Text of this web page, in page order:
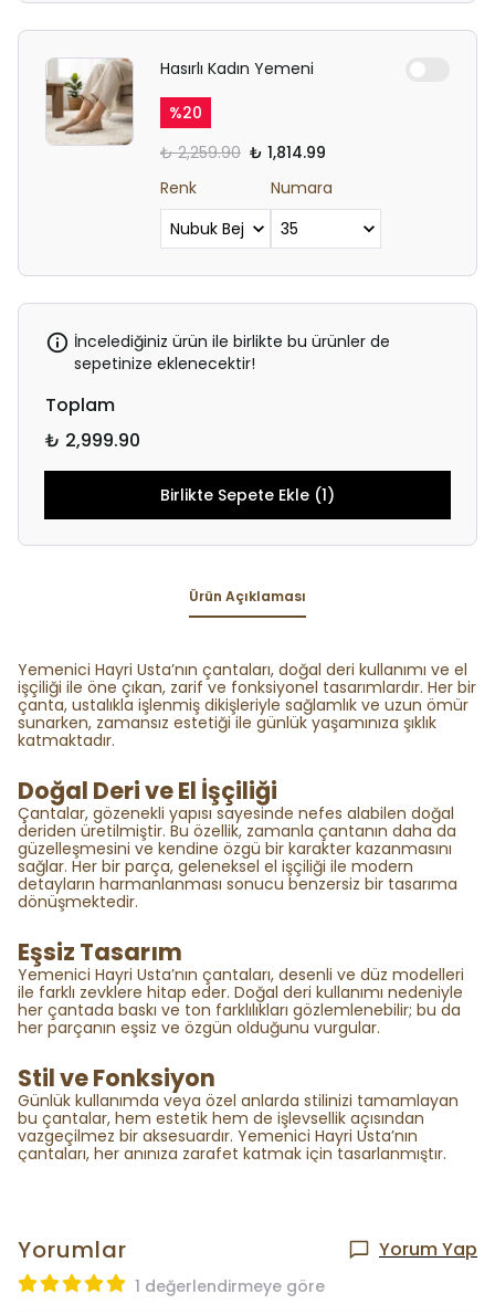
Hasırlı Kadın Yemeni
%20
₺ 2,259.90 ₺ 1,814.99
Renk
Numara
İncelediğiniz ürün ile birlikte bu ürünler de
sepetinize eklenecektir!
Toplam
₺ 2,999.90
Birlikte Sepete Ekle (1)
Ürün Açıklaması
Yemenici Hayri Usta’nın çantaları, doğal deri kullanımı ve el
işçiliği ile öne çıkan, zarif ve fonksiyonel tasarımlardır. Her bir
çanta, ustalıkla işlenmiş dikişleriyle sağlamlık ve uzun ömür
sunarken, zamansız estetiği ile günlük yaşamınıza şıklık
katmaktadır.
Doğal Deri ve El İşçiliği
Çantalar, gözenekli yapısı sayesinde nefes alabilen doğal
deriden üretilmiştir. Bu özellik, zamanla çantanın daha da
güzelleşmesini ve kendine özgü bir karakter kazanmasını
sağlar. Her bir parça, geleneksel el işçiliği ile modern
detayların harmanlanması sonucu benzersiz bir tasarıma
dönüşmektedir.
Eşsiz Tasarım
Yemenici Hayri Usta’nın çantaları, desenli ve düz modelleri
ile farklı zevklere hitap eder. Doğal deri kullanımı nedeniyle
her çantada baskı ve ton farklılıkları gözlemlenebilir; bu da
her parçanın eşsiz ve özgün olduğunu vurgular.
Stil ve Fonksiyon
Günlük kullanımda veya özel anlarda stilinizi tamamlayan
bu çantalar, hem estetik hem de işlevsellik açısından
vazgeçilmez bir aksesuardır. Yemenici Hayri Usta’nın
çantaları, her anınıza zarafet katmak için tasarlanmıştır.
Yorumlar Yorum Yap
1 değerlendirmeye göre